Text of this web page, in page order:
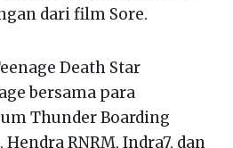
dari film Sore.
Death Star
bersama para
Thunder Boarding
RNRM, Indra7, dan